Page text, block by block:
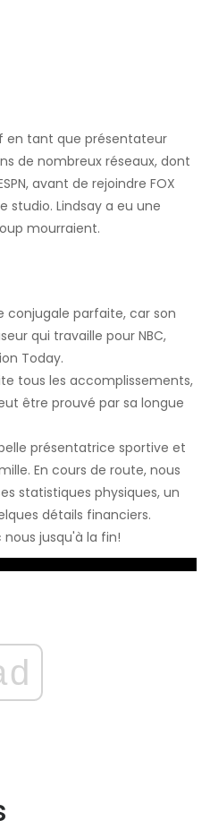
en tant que présentateur
de nombreux réseaux, dont
avant de rejoindre FOX
studio. Lindsay a eu une
mourraient.
conjugale parfaite, car son
qui travaille pour NBC,
Today.
tous les accomplissements,
être prouvé par sa longue
présentatrice sportive et
En cours de route, nous
statistiques physiques, un
détails financiers.
jusqu'à la fin!